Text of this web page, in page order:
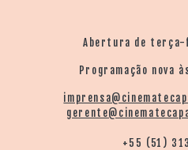
Abertura de terça-
Programação nova
+55 (51)